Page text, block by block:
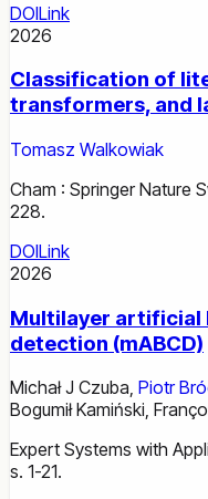
DOILink
2026
Classification of
transformers, and
Tomasz Walkowiak
Cham : Springer Nature
228.
DOILink
2026
Multilayer artificial
detection (mABCD)
Michał J Czuba, Piotr
Bogumił Kamiński,
Expert Systems with
s. 1-21.